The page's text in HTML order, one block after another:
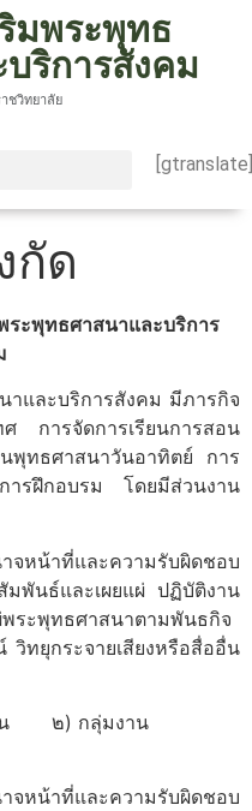
มพระพุทธ
ริการสังคม
ชวิทยาลัย
กัด
ระพุทธศาสนาและบริการ
ละบริการสังคม มีภารกิจ
การจัดการเรียนการสอน
พุทธศาสนาวันอาทิตย์ การ
ารฝึกอบรม โดยมีส่วนงาน
จหน้าที่และความรับผิดชอบ
มพันธ์และเผยแผ่ ปฏิบัติงาน
ระพุทธศาสนาตามพันธกิจ
ทยุกระจายเสียงหรือสื่ออื่น
๒) กลุ่มงาน
หน้าที่และความรับผิดชอบ